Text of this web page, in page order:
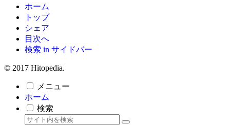
ホーム
トップ
シェア
目次へ
検索 in サイドバー
© 2017 Hitopedia.
メニュー
ホーム
検索